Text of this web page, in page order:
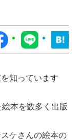
知っています
本を数多く出版
ケさんの絵本の